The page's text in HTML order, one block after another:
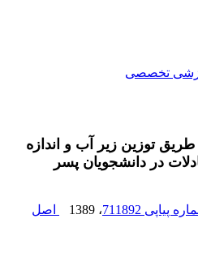
تخصصی
توزین زیر آب و اندازه
در دانشجویان پسر
، 1389
اصل